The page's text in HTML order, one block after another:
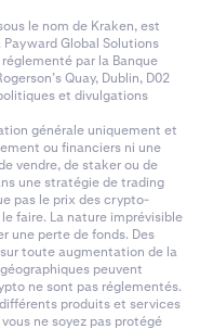
le nom de Kraken, est
Global Solutions
par la Banque
Quay, Dublin, D02
et divulgations
générale uniquement et
ou financiers ni une
vendre, de staker ou de
une stratégie de trading
pas le prix des crypto-
faire. La nature imprévisible
une perte de fonds. Des
toute augmentation de la
peuvent
ne sont pas réglementés.
produits et services
ne soyez pas protégé